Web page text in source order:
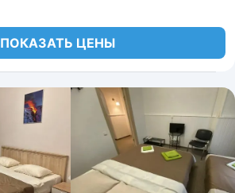
ПОКАЗАТЬ ЦЕНЫ